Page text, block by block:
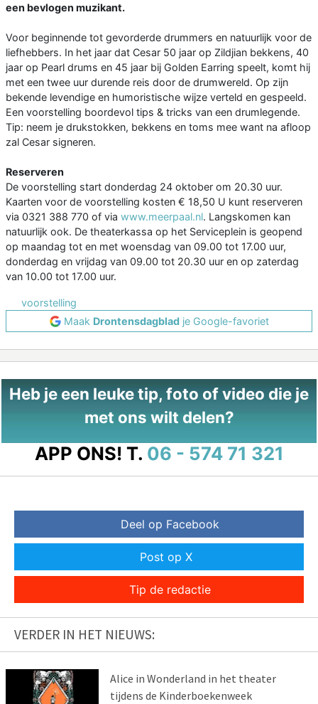
een bevlogen muzikant.
Voor beginnende tot gevorderde drummers en natuurlijk voor de
liefhebbers. In het jaar dat Cesar 50 jaar op Zildjian bekkens, 40
jaar op Pearl drums en 45 jaar bij Golden Earring speelt, komt hij
met een twee uur durende reis door de drumwereld. Op zijn
bekende levendige en humoristische wijze verteld en gespeeld.
Een voorstelling boordevol tips & tricks van een drumlegende.
Tip: neem je drukstokken, bekkens en toms mee want na afloop
zal Cesar signeren.
Reserveren
De voorstelling start donderdag 24 oktober om 20.30 uur.
Kaarten voor de voorstelling kosten € 18,50 U kunt reserveren
via 0321 388 770 of via www.meerpaal.nl. Langskomen kan
natuurlijk ook. De theaterkassa op het Serviceplein is geopend
op maandag tot en met woensdag van 09.00 tot 17.00 uur,
donderdag en vrijdag van 09.00 tot 20.30 uur en op zaterdag
van 10.00 tot 17.00 uur.
voorstelling
Maak Drontensdagbladje Google-favoriet
Heb je een leuke tip, foto of video die je
met ons wilt delen?
APP ONS! T. 06 - 574 71 321
Deel op Facebook
Post op X
Tip de redactie
VERDER IN HET NIEUWS:
Alice in Wonderland in het theater
tijdens de Kinderboekenweek